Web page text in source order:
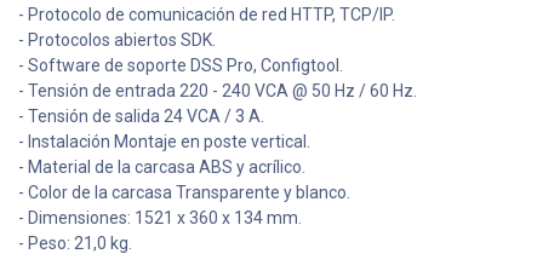
- Protocolo de comunicación de red HTTP, TCP/IP.
- Protocolos abiertos SDK.
- Software de soporte DSS Pro, Configtool.
- Tensión de entrada 220 - 240 VCA @ 50 Hz / 60 Hz.
- Tensión de salida 24 VCA / 3 A.
- Instalación Montaje en poste vertical.
- Material de la carcasa ABS y acrílico.
- Color de la carcasa Transparente y blanco.
- Dimensiones: 1521 x 360 x 134 mm.
- Peso: 21,0 kg.